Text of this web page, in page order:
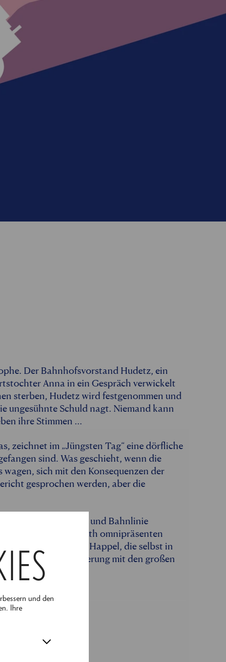
und den
Ihre
Der Bahnhofsvorstand Hudetz, ein
Anna in ein Gespräch verwickelt
sterben, Hudetz wird festgenommen und
ungesühnte Schuld nagt. Niemand kann
ihre Stimmen ...
zeichnet im „Jüngsten Tag“ eine dörfliche
sind. Was geschieht, wenn die
wagen, sich mit den Konsequenzen der
gesprochen werden, aber die
das sich mit Viadukt und Bahnlinie
der bei Horváth omnipräsenten
Räume. Maria Happel, die selbst in
sich in ihrer Inszenierung mit den großen
Gewissen.